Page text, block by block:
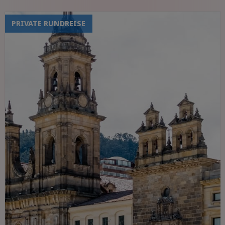
PRIVATE RUNDREISE